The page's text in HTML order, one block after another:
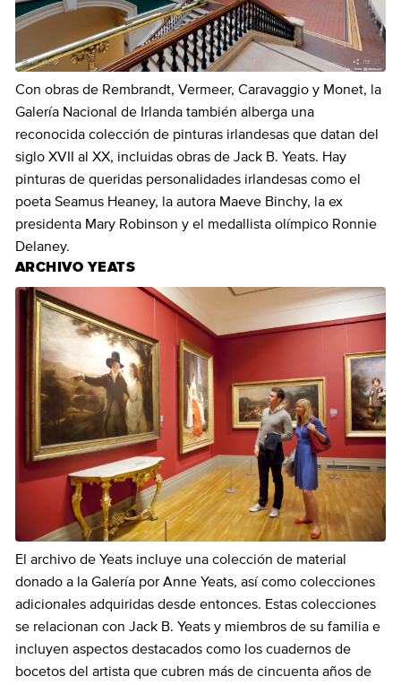
Con obras de Rembrandt, Vermeer, Caravaggio y Monet, la
Galería Nacional de Irlanda también alberga una
reconocida colección de pinturas irlandesas que datan del
siglo XVII al XX, incluidas obras de Jack B. Yeats. Hay
pinturas de queridas personalidades irlandesas como el
poeta Seamus Heaney, la autora Maeve Binchy, la ex
presidenta Mary Robinson y el medallista olímpico Ronnie
Delaney.
ARCHIVO YEATS
El archivo de Yeats incluye una colección de material
donado a la Galería por Anne Yeats, así como colecciones
adicionales adquiridas desde entonces. Estas colecciones
se relacionan con Jack B. Yeats y miembros de su familia e
incluyen aspectos destacados como los cuadernos de
bocetos del artista que cubren más de cincuenta años de